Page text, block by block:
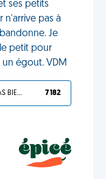
ses petits
n'arrive pas à
Je
petit pour
égout. VDM
TU L'AS BIEN MÉRITÉ 7 182